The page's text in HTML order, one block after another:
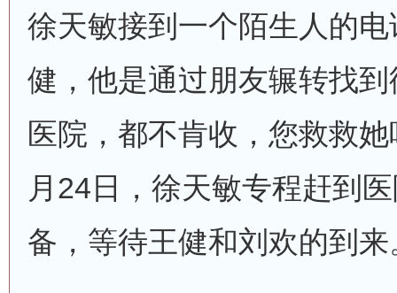
徐天敏接到一个陌生人的
健，他是通过朋友辗转找
医院，都不肯收，您救救
月24日，徐天敏专程赶到
备，等待王健和刘欢的到来